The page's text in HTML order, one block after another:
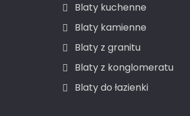
Blaty kuchenne
Blaty kamienne
Blaty z granitu
Blaty z konglomeratu
Blaty do łazienki